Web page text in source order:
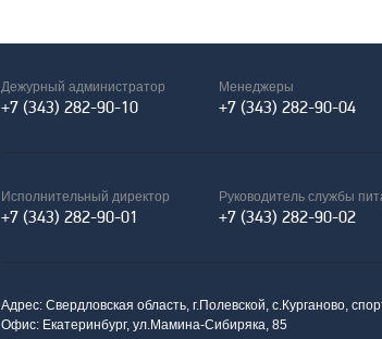
Дежурный администратор
+7 (343) 282-90-10
Менеджеры
+7 (343) 282-90-04
Исполнительный директор
+7 (343) 282-90-01
Руководитель службы
+7 (343) 282-90-02
Адрес: Свердловская область, г.Полевской, с.Курганово,
Офис: Екатеринбург, ул.Мамина-Сибиряка, 85